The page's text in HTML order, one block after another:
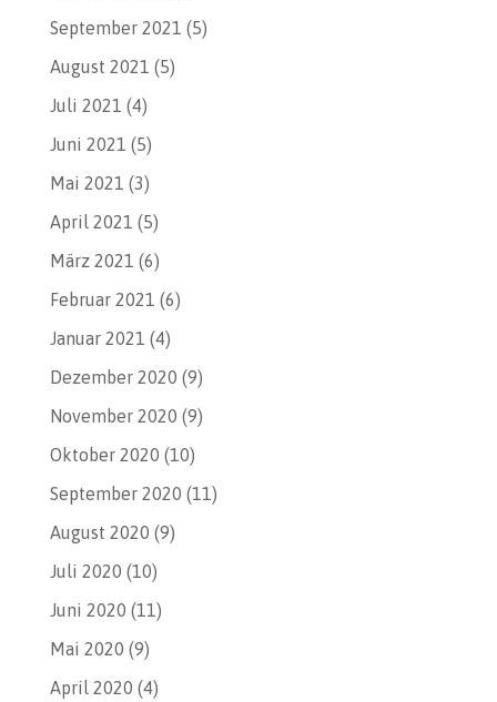
September 2021 (5)
August 2021 (5)
Juli 2021 (4)
Juni 2021 (5)
Mai 2021 (3)
April 2021 (5)
März 2021 (6)
Februar 2021 (6)
Januar 2021 (4)
Dezember 2020 (9)
November 2020 (9)
Oktober 2020 (10)
September 2020 (11)
August 2020 (9)
Juli 2020 (10)
Juni 2020 (11)
Mai 2020 (9)
April 2020 (4)